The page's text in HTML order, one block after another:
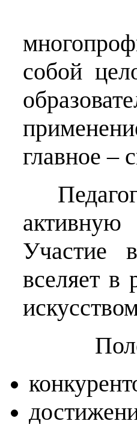
собой
главное –
Участие
вселяет в